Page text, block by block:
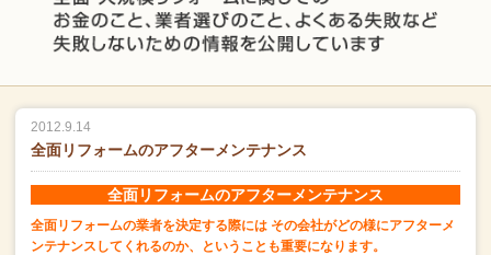
2012.9.14
全面リフォームのアフターメンテナンス
全面リフォームのアフターメンテナンス
全面リフォームの業者を決定する際には その会社がどの様にアフターメ
ンテナンスしてくれるのか、ということも重要になります。